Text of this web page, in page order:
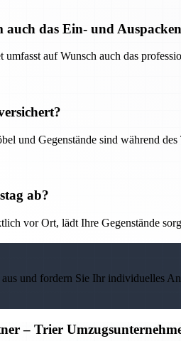
das Ein- und
umfasst auf Wunsch auch das
und Gegenstände sind während
ab?
vor Ort, lädt Ihre Gegenstände
und fordern Sie Ihr individuelles
– Trier